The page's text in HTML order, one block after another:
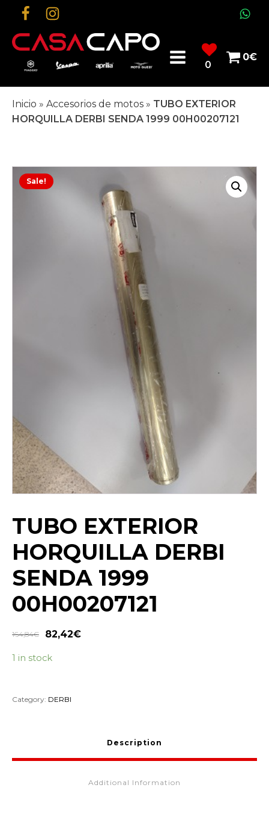
0
0€
Inicio » Accesorios de motos » TUBO EXTERIOR
HORQUILLA DERBI SENDA 1999 00H00207121
Sale!
TUBO EXTERIOR
HORQUILLA DERBI
SENDA 1999
00H00207121
164,84€ 82,42€
1 in stock
Category: DERBI
Description
Additional Information